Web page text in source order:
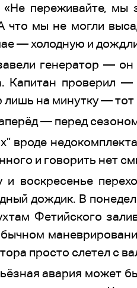
«Не переживайте,
что мы не могли
— холодную и
генератор —
Капитан проверил
лишь на минутку — тот
— перед
вроде
и говорить нет
и воскресенье
дождик. В
Фетийского
просто слетел с
авария может